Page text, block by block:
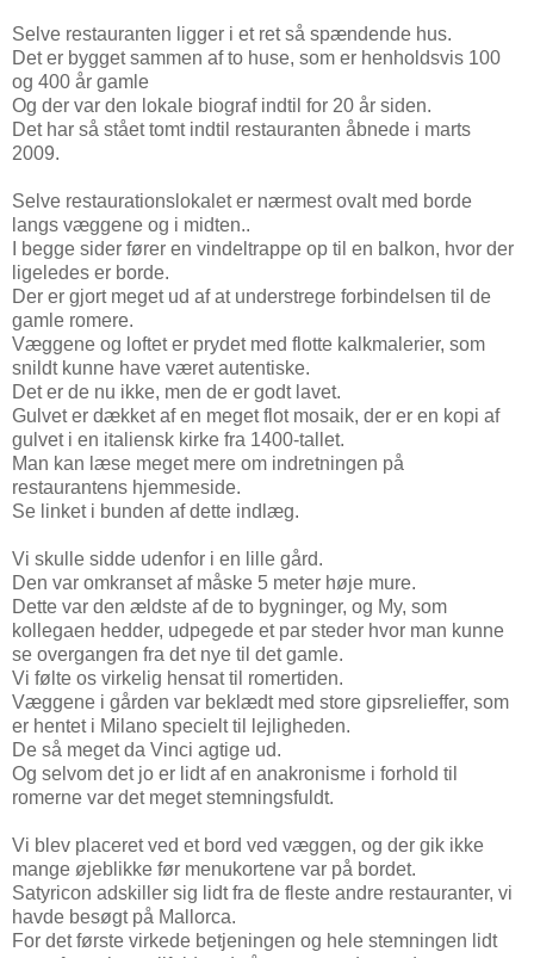
Selve restauranten ligger i et ret så spændende hus.
Det er bygget sammen af to huse, som er henholdsvis 100
og 400 år gamle
Og der var den lokale biograf indtil for 20 år siden.
Det har så stået tomt indtil restauranten åbnede i marts
2009.
Selve restaurationslokalet er nærmest ovalt med borde
langs væggene og i midten..
I begge sider fører en vindeltrappe op til en balkon, hvor der
ligeledes er borde.
Der er gjort meget ud af at understrege forbindelsen til de
gamle romere.
Væggene og loftet er prydet med flotte kalkmalerier, som
snildt kunne have været autentiske.
Det er de nu ikke, men de er godt lavet.
Gulvet er dækket af en meget flot mosaik, der er en kopi af
gulvet i en italiensk kirke fra 1400-tallet.
Man kan læse meget mere om indretningen på
restaurantens hjemmeside.
Se linket i bunden af dette indlæg.
Vi skulle sidde udenfor i en lille gård.
Den var omkranset af måske 5 meter høje mure.
Dette var den ældste af de to bygninger, og My, som
kollegaen hedder, udpegede et par steder hvor man kunne
se overgangen fra det nye til det gamle.
Vi følte os virkelig hensat til romertiden.
Væggene i gården var beklædt med store gipsrelieffer, som
er hentet i Milano specielt til lejligheden.
De så meget da Vinci agtige ud.
Og selvom det jo er lidt af en anakronisme i forhold til
romerne var det meget stemningsfuldt.
Vi blev placeret ved et bord ved væggen, og der gik ikke
mange øjeblikke før menukortene var på bordet.
Satyricon adskiller sig lidt fra de fleste andre restauranter, vi
havde besøgt på Mallorca.
For det første virkede betjeningen og hele stemningen lidt